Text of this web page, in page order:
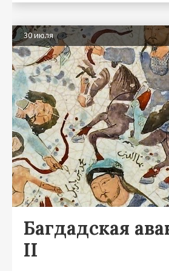
30 июля
Багдадская
II